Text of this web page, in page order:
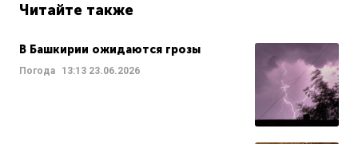
Читайте также
В Башкирии ожидаются грозы
Погода 13:13 23.06.2026